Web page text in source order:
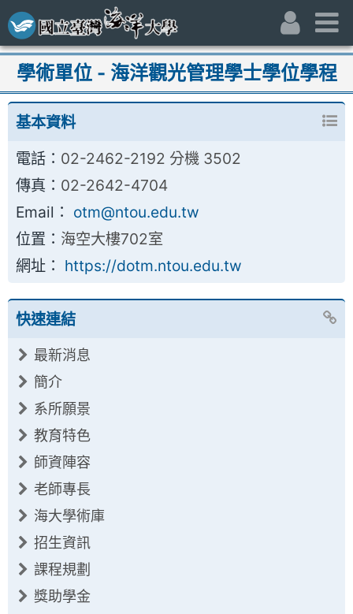
跳到主要內容區
::: 身份別主
學術單位 - 海洋觀光管理學士學位學程
基本資料
電話： 02-2462-2192 分機 3502
傳真： 02-2642-4704
Email： otm@ntou.edu.tw
位置： 海空大樓702室
網址： https://dotm.ntou.edu.tw
快速連結
最新消息
簡介
系所願景
教育特色
師資陣容
老師專長
海大學術庫
招生資訊
課程規劃
獎助學金